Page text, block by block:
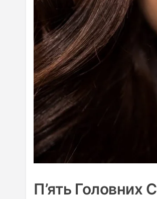
П’ять Головних